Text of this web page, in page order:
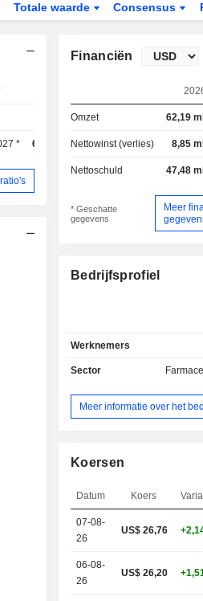
Totale waarde Consensus
* 6,49%
Financiën
Omzet 62,19
Nettowinst (verlies) 8,85
Nettoschuld 47,48
* Geschatte
gegevens
Meer
Bedrijfsprofiel
Werknemers
Sector
Meer informatie over het
Koersen
Datum Koers
07-08-
26
US$ 26,76
06-08-
26
US$ 26,20